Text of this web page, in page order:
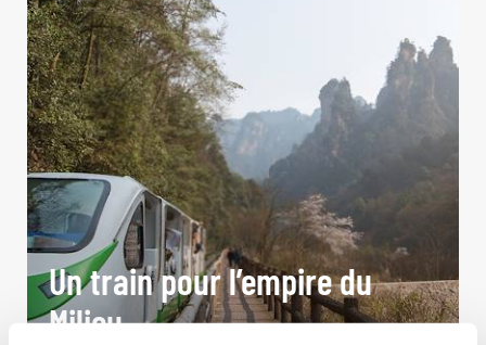
Un train pour l’empire du
Milieu